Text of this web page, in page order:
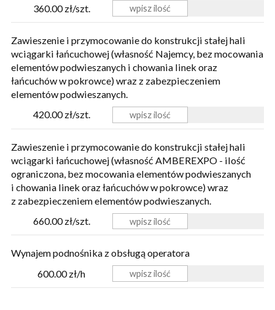
360.00 zł/szt.
Zawieszenie i przymocowanie do konstrukcji stałej hali
wciągarki łańcuchowej (własność Najemcy, bez mocowania
elementów podwieszanych i chowania linek oraz
łańcuchów w pokrowce) wraz z zabezpieczeniem
elementów podwieszanych.
420.00 zł/szt.
Zawieszenie i przymocowanie do konstrukcji stałej hali
wciągarki łańcuchowej (własność AMBEREXPO - ilość
ograniczona, bez mocowania elementów podwieszanych
i chowania linek oraz łańcuchów w pokrowce) wraz
z zabezpieczeniem elementów podwieszanych.
660.00 zł/szt.
Wynajem podnośnika z obsługą operatora
600.00 zł/h